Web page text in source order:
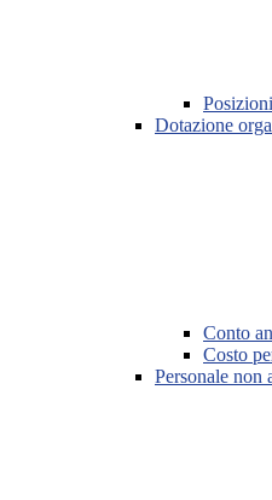
Dotazione
Conto
Costo
Personale non